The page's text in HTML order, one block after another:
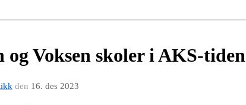
og Voksen skoler i AKS-tiden
den 16. des 2023